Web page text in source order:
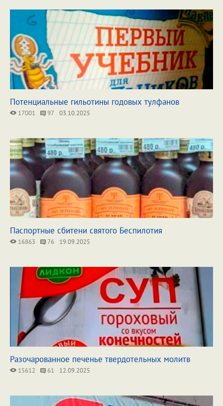
Потенциальные гильотины годовых тулфанов
17001 97 03.10.2025
Паспортные сбитени святого Беспилотия
16863 76 19.09.2025
Разочарованное печенье твердотельных молитв
15612 61 12.09.2025